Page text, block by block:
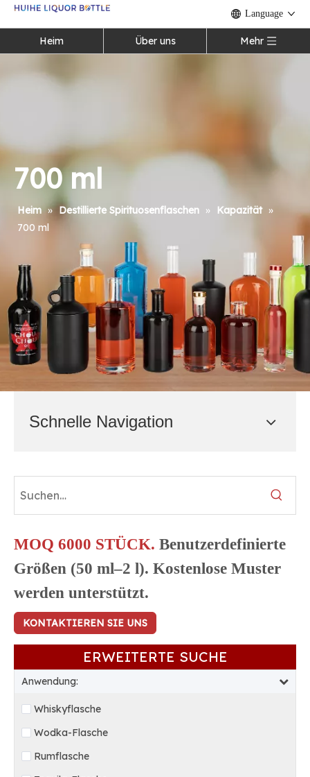
Language
Heim Über uns Mehr
700 ml
Heim » Destillierte Spirituosenflaschen » Kapazität »
700 ml
Schnelle Navigation
MOQ 6000 STÜCK. Benutzerdefinierte
Größen (50 ml–2 l). Kostenlose Muster
werden unterstützt.
KONTAKTIEREN SIE UNS
ERWEITERTE SUCHE
Anwendung:
Whiskyflasche
Wodka-Flasche
Rumflasche